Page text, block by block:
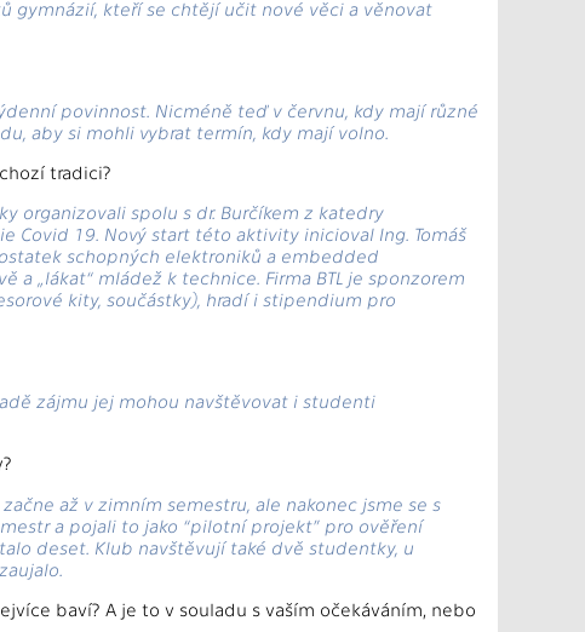
gymnázií, kteří se chtějí učit nové věci a věnovat
povinnost. Nicméně teď v červnu, kdy mají různé
aby si mohli vybrat termín, kdy mají volno.
tradici?
organizovali spolu s dr. Burčíkem z katedry
Covid 19. Nový start této aktivity inicioval Ing. Tomáš
schopných elektroniků a embedded
„lákat“ mládež k technice. Firma BTL je sponzorem
kity, součástky), hradí i stipendium pro
zájmu jej mohou navštěvovat i studenti
až v zimním semestru, ale nakonec jsme se s
a pojali to jako “pilotní projekt” pro ověření
deset. Klub navštěvují také dvě studentky, u
baví? A je to v souladu s vaším očekáváním, nebo